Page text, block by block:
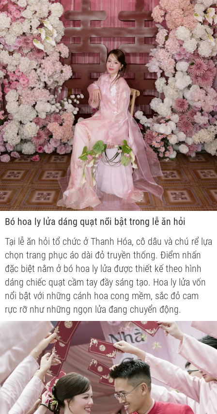
Bó hoa ly lửa dáng quạt nổi bật trong lễ ăn hỏi
Tại lễ ăn hỏi tổ chức ở Thanh Hóa, cô dâu và chú rể lựa
chọn trang phục áo dài đỏ truyền thống. Điểm nhấn
đặc biệt nằm ở bó hoa ly lửa được thiết kế theo hình
dáng chiếc quạt cầm tay đầy sáng tạo. Hoa ly lửa vốn
nổi bật với những cánh hoa cong mềm, sắc đỏ cam
rực rỡ như những ngọn lửa đang chuyển động.